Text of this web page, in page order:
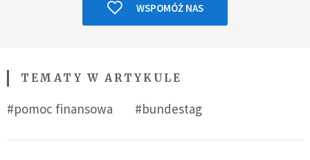
WSPOMÓŻ NAS
TEMATY W ARTYKULE
#pomoc finansowa #bundestag